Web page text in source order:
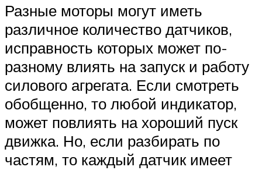
Разные моторы могут иметь
различное количество датчиков,
исправность которых может по-
разному влиять на запуск и работу
силового агрегата. Если смотреть
обобщенно, то любой индикатор,
может повлиять на хороший пуск
движка. Но, если разбирать по
частям, то каждый датчик имеет